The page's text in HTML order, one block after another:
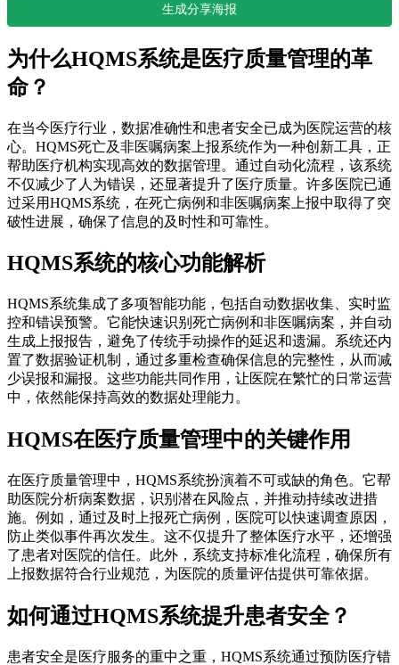
生成分享海报
为什么HQMS系统是医疗质量管理的革
命？
在当今医疗行业，数据准确性和患者安全已成为医院运营的核
心。HQMS死亡及非医嘱病案上报系统作为一种创新工具，正
帮助医疗机构实现高效的数据管理。通过自动化流程，该系统
不仅减少了人为错误，还显著提升了医疗质量。许多医院已通
过采用HQMS系统，在死亡病例和非医嘱病案上报中取得了突
破性进展，确保了信息的及时性和可靠性。
HQMS系统的核心功能解析
HQMS系统集成了多项智能功能，包括自动数据收集、实时监
控和错误预警。它能快速识别死亡病例和非医嘱病案，并自动
生成上报报告，避免了传统手动操作的延迟和遗漏。系统还内
置了数据验证机制，通过多重检查确保信息的完整性，从而减
少误报和漏报。这些功能共同作用，让医院在繁忙的日常运营
中，依然能保持高效的数据处理能力。
HQMS在医疗质量管理中的关键作用
在医疗质量管理中，HQMS系统扮演着不可或缺的角色。它帮
助医院分析病案数据，识别潜在风险点，并推动持续改进措
施。例如，通过及时上报死亡病例，医院可以快速调查原因，
防止类似事件再次发生。这不仅提升了整体医疗水平，还增强
了患者对医院的信任。此外，系统支持标准化流程，确保所有
上报数据符合行业规范，为医院的质量评估提供可靠依据。
如何通过HQMS系统提升患者安全？
患者安全是医疗服务的重中之重，HQMS系统通过预防医疗错